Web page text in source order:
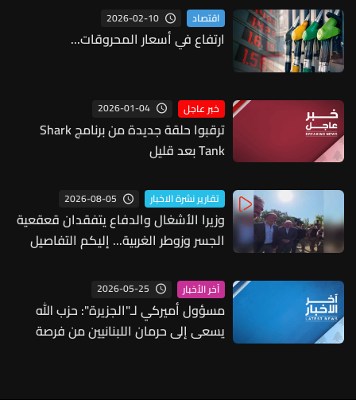
اقتصاد 2026-02-10
ارتفاع في أسعار المحروقات...
خبر عاجل 2026-01-04
ترقبوا حلقة جديدة من برنامج Shark
Tank بعد قليل
تقارير نشرة الاخبار 2026-08-05
وزيرا الأشغال والدفاع يتفقدان قعقعية
الجسر وزوطر الغربية... إليكم التفاصيل
آخر الأخبار 2026-05-25
مسؤول أميركي لـ"الجزيرة": حزب الله
يسعى إلى حرمان اللبنانيين من فرصة